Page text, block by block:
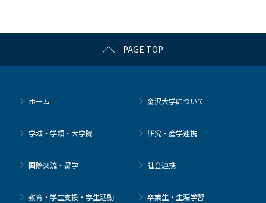
k
PAGE TOP
ホーム 金沢大学について
学域・学類・大学院 研究・産学連携
国際交流・留学 社会連携
教育・学生支援・学生活動 卒業生・生涯学習